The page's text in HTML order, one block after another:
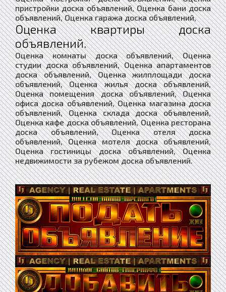
пристройки доска объявлений, Оценка бани доска
объявлений, Оценка гаража доска объявлений,
Оценка квартиры доска
объявлений.
Оценка комнаты доска объявлений, Оценка
студии доска объявлений, Оценка апартаментов
доска объявлений, Оценка жилплощади доска
объявлений, Оценка жилья доска объявлений,
Оценка помещения доска объявлений, Оценка
офиса доска объявлений, Оценка магазина доска
объявлений, Оценка склада доска объявлений,
Оценка кафе доска объявлений, Оценка ресторана
доска объявлений, Оценка отеля доска
объявлений, Оценка мотеля доска объявлений,
Оценка гостиницы доска объявлений, Оценка
недвижимости за рубежом доска объявлений.